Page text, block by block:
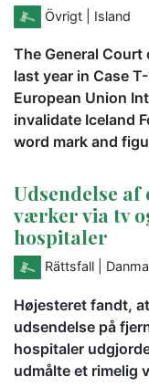
Övrigt | Island
The General
last year in Case
European Union
invalidate Iceland
word mark and
Udsendelse
værker via tv
hospitaler
Rättsfall |
Højesteret fandt,
udsendelse på
hospitaler
udmålte et rimelig